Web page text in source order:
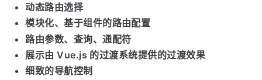
动态路由选择
模块化、基于组件的路由配置
路由参数、查询、通配符
展示由 Vue.js 的过渡系统提供的过渡效果
细致的导航控制